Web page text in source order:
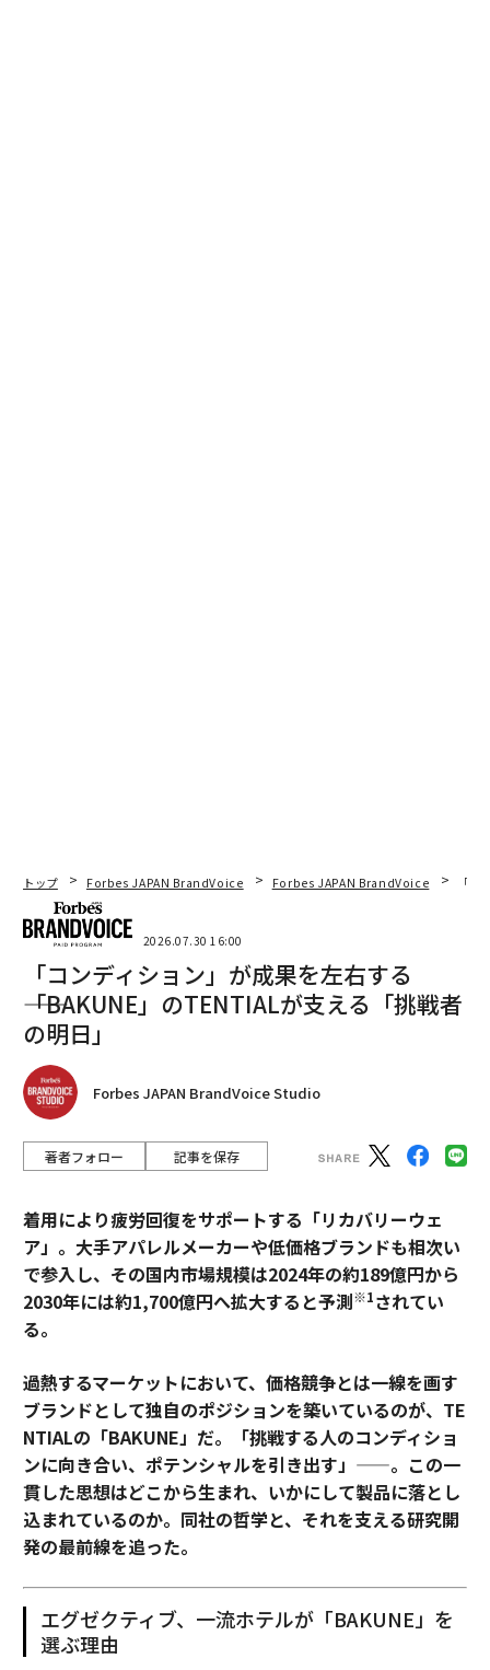
トップ Forbes JAPAN BrandVoice Forbes JAPAN BrandVoice 「
2026.07.30 16:00
「コンディション」が成果を左右する
――「BAKUNE」のTENTIALが支える「挑戦者
の明日」
Forbes JAPAN BrandVoice Studio
著者フォロー 記事を保存
着用により疲労回復をサポートする「リカバリーウェ
ア」。大手アパレルメーカーや低価格ブランドも相次い
で参入し、その国内市場規模は2024年の約189億円から
2030年には約1,700億円へ拡大すると予測※1されてい
る。
過熱するマーケットにおいて、価格競争とは一線を画す
ブランドとして独自のポジションを築いているのが、TE
NTIALの「BAKUNE」だ。「挑戦する人のコンディショ
ンに向き合い、ポテンシャルを引き出す」——。この一
貫した思想はどこから生まれ、いかにして製品に落とし
込まれているのか。同社の哲学と、それを支える研究開
発の最前線を追った。
エグゼクティブ、一流ホテルが「BAKUNE」を
選ぶ理由